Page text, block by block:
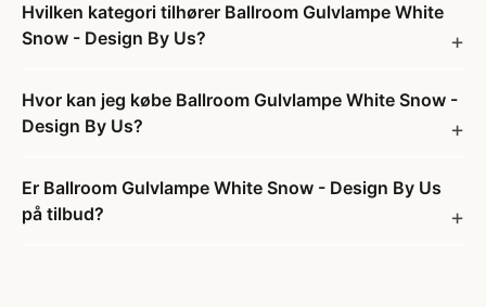
Hvilken kategori tilhører Ballroom Gulvlampe White
Snow - Design By Us?
Hvor kan jeg købe Ballroom Gulvlampe White Snow -
Design By Us?
Er Ballroom Gulvlampe White Snow - Design By Us
på tilbud?